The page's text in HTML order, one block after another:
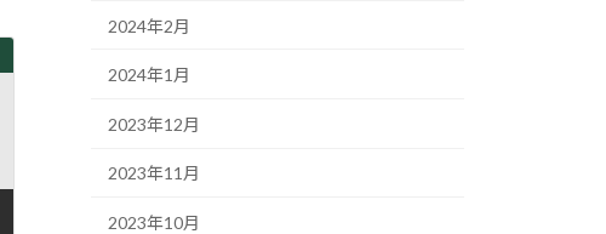
2024年2月
2024年1月
2023年12月
2023年11月
2023年10月